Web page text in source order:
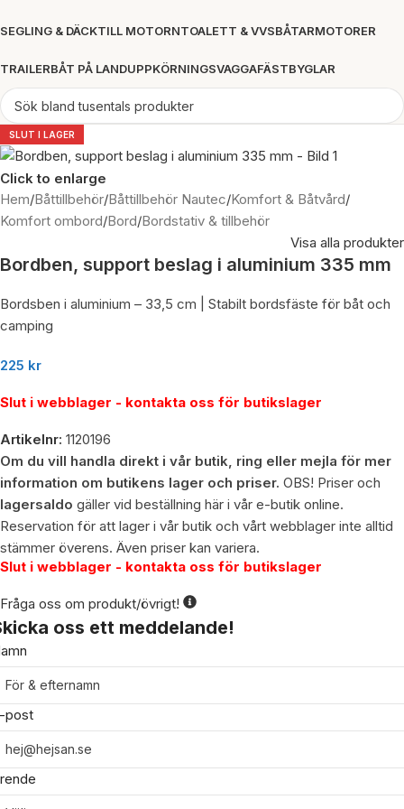
SEGLING & DÄCKTILL MOTORNTOALETT & VVSBÅTARMOTORER
TRAILERBÅT PÅ LANDUPPKÖRNINGSVAGGAFÄSTBYGLAR
SLUT I LAGER
Click to enlarge
Hem/Båttillbehör/Båttillbehör Nautec/Komfort & Båtvård/
Komfort ombord/Bord/Bordstativ & tillbehör
Visa alla produkter
Bordben, support beslag i aluminium 335 mm
Bordsben i aluminium – 33,5 cm | Stabilt bordsfäste för båt och
camping
225 kr
Slut i webblager - kontakta oss för butikslager
Artikelnr: 1120196
Om du vill handla direkt i vår butik, ring eller mejla för mer
information om butikens lager och priser. OBS! Priser och
lagersaldo gäller vid beställning här i vår e-butik online.
Reservation för att lager i vår butik och vårt webblager inte alltid
stämmer överens. Även priser kan variera.
Slut i webblager - kontakta oss för butikslager
Fråga oss om produkt/övrigt!
oss ett meddelande!
post